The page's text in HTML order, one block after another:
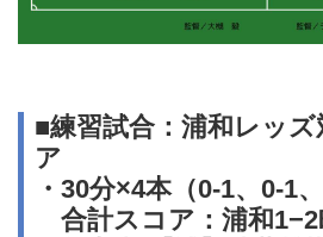
■練習試合：浦和レッ
ア
・30分×4本（0-1、0-1
合計スコア：浦和1−2